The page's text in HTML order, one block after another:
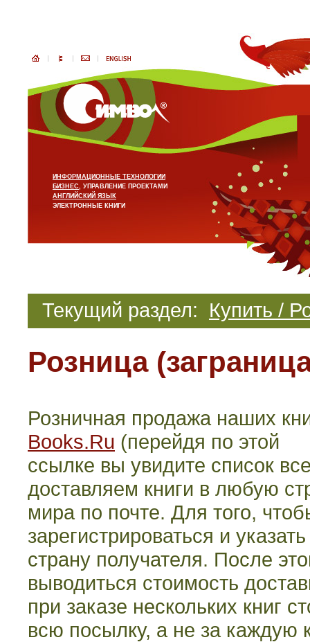
ИНФОРМАЦИОННЫЕ ТЕХНОЛОГИИ
БИЗНЕС, УПРАВЛЕНИЕ ПРОЕКТАМИ
АНГЛИЙСКИЙ ЯЗЫК
ЭЛЕКТРОННЫЕ КНИГИ
Текущий раздел: Купить /
Розница
Розничная продажа наших
Books.Ru (перейдя по этой
ссылке вы увидите список
доставляем книги в любую
мира по почте. Для того,
зарегистрироваться и указать
страну получателя. После
выводиться стоимость
при заказе нескольких книг
всю посылку, а не за каждую